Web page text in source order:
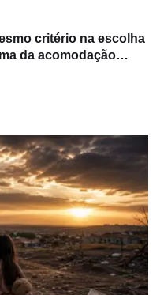
critério na escolha
da acomodação